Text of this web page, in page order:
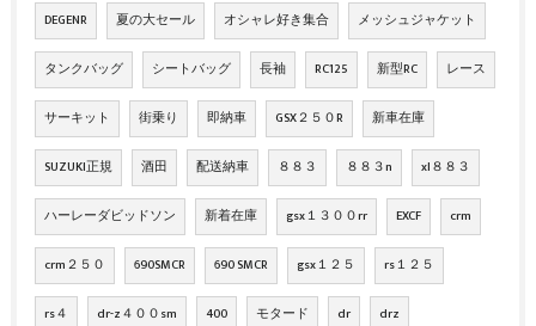
DEGENR 夏の大セール オシャレ好き集合 メッシュジャケット
タンクバッグ シートバッグ 長袖 RC125 新型RC レース
サーキット 街乗り 即納車 GSX２５０R 新車在庫
SUZUKI正規 酒田 配送納車 ８８３ ８８３n xl８８３
ハーレーダビッドソン 新着在庫 gsx１３００rr EXCF crm
crm２５０ 690SMCR 690 SMCR gsx１２５ rs１２５
rs４ dr-z４００sm 400 モタード dr drz